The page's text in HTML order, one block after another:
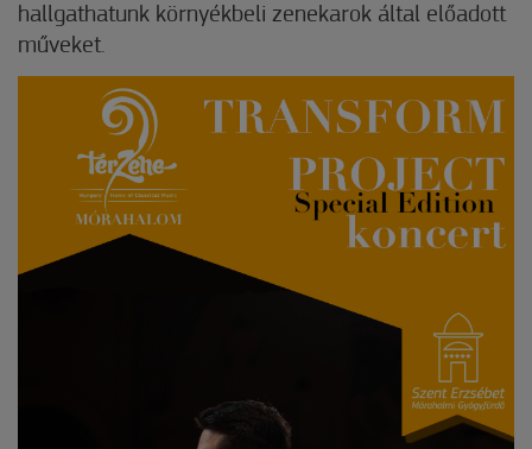
hallgathatunk környékbeli zenekarok által előadott
műveket.